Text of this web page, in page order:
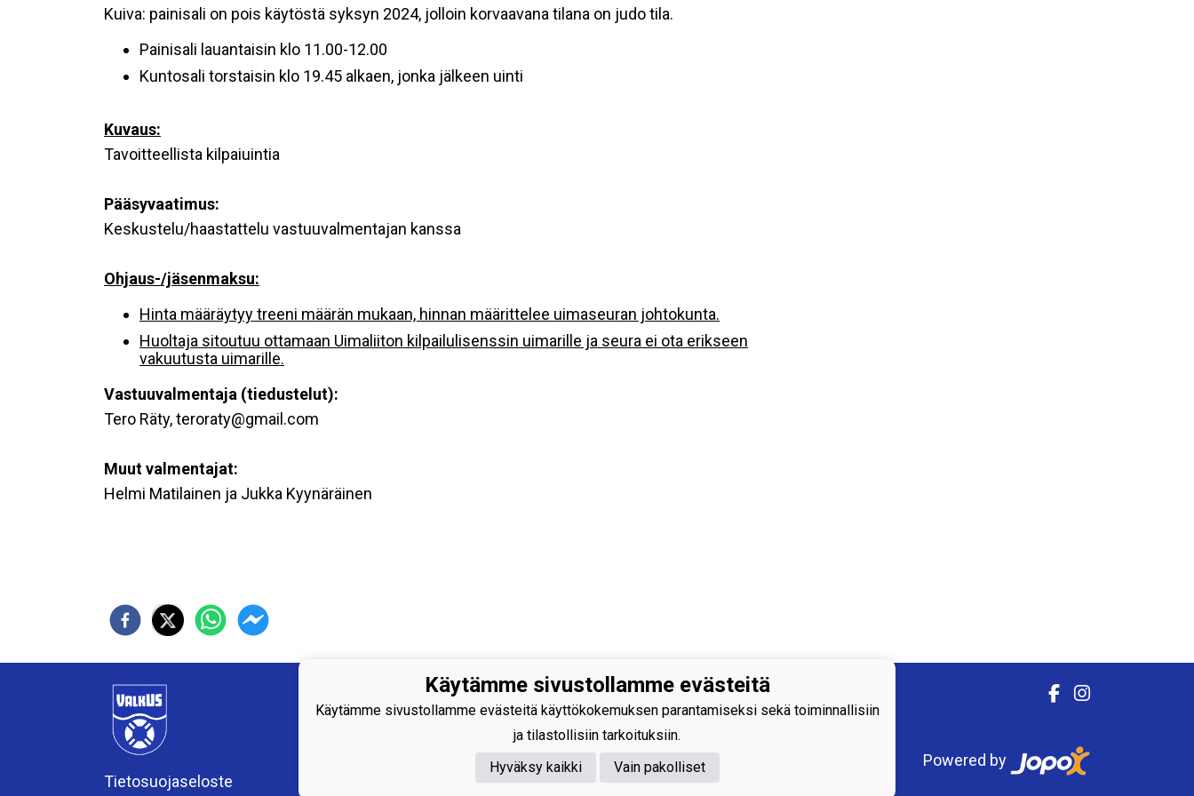
Kuiva: painisali on pois käytöstä syksyn 2024, jolloin korvaavana tilana on judo tila.
Painisali lauantaisin klo 11.00-12.00
Kuntosali torstaisin klo 19.45 alkaen, jonka jälkeen uinti
Kuvaus:
Tavoitteellista kilpaiuintia
Pääsyvaatimus:
Keskustelu/haastattelu vastuuvalmentajan kanssa
Ohjaus-/jäsenmaksu:
Hinta määräytyy treeni määrän mukaan, hinnan määrittelee uimaseuran johtokunta.
Huoltaja sitoutuu ottamaan Uimaliiton kilpailulisenssin uimarille ja seura ei ota erikseen
vakuutusta uimarille.
Vastuuvalmentaja (tiedustelut):
Tero Räty, teroraty@gmail.com
Muut valmentajat:
Helmi Matilainen ja Jukka Kyynäräinen
Tietosuojaseloste
VALKEAKOSKEN UIMASEURA RY (0157583-
4)
valkeakosken.uimaseura@gmail.com
Apiankatu 7, 37600 Valkeakoski
Powered by
Käytämme sivustollamme evästeitä
Käytämme sivustollamme evästeitä käyttökokemuksen parantamiseksi sekä toiminnallisiin
ja tilastollisiin tarkoituksiin.
Hyväksy kaikki
Vain pakolliset